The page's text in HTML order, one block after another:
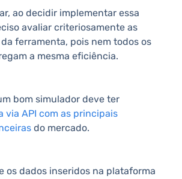
ao decidir implementar essa
avaliar criteriosamente as
ferramenta, pois nem todos os
a mesma eficiência.
bom simulador deve ter
via API com as principais
do mercado.
os dados inseridos na plataforma